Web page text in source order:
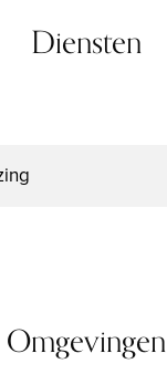
Diensten
Omgevingen